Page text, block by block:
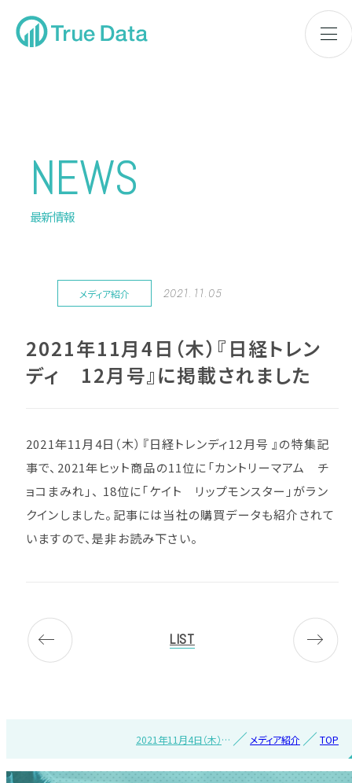
NEWS
最新情報
メディア紹介 2021.11.05
2021年11月4日（木）『日経トレン
ディ 12月号』に掲載されました
2021年11月4日（木）『日経トレンディ12月号 』の特集記
事で、2021年ヒット商品の11位に「カントリーマアム チ
ョコまみれ」、 18位に「ケイト リップモンスター」がラン
クインしました。記事には当社の購買データも紹介されて
いますので、是非お読み下さい。
LIST
TOP
メディア紹介
2021年11月4日（木）